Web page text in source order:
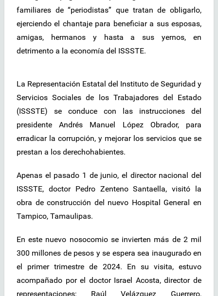
familiares de “periodistas” que tratan de obligarlo,
ejerciendo el chantaje para beneficiar a sus esposas,
amigas, hermanos y hasta a sus yernos, en
detrimento a la economía del ISSSTE.
La Representación Estatal del Instituto de Seguridad y
Servicios Sociales de los Trabajadores del Estado
(ISSSTE) se conduce con las instrucciones del
presidente Andrés Manuel López Obrador, para
erradicar la corrupción, y mejorar los servicios que se
prestan a los derechohabientes.
Apenas el pasado 1 de junio, el director nacional del
ISSSTE, doctor Pedro Zenteno Santaella, visitó la
obra de construcción del nuevo Hospital General en
Tampico, Tamaulipas.
En este nuevo nosocomio se invierten más de 2 mil
300 millones de pesos y se espera sea inaugurado en
el primer trimestre de 2024. En su visita, estuvo
acompañado por el doctor Israel Acosta, director de
representaciones; Raúl Velázquez Guerrero,